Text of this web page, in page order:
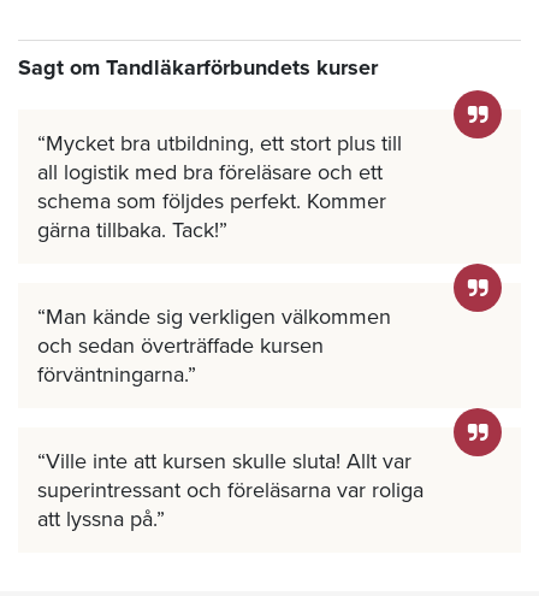
Sagt om Tandläkarförbundets kurser
Mycket bra utbildning, ett stort plus till
all logistik med bra föreläsare och ett
schema som följdes perfekt. Kommer
gärna tillbaka. Tack!
Man kände sig verkligen välkommen
och sedan överträffade kursen
förväntningarna.
Ville inte att kursen skulle sluta! Allt var
superintressant och föreläsarna var roliga
att lyssna på.